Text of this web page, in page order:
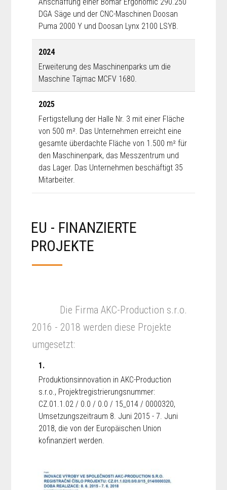
DGA Säge und der CNC-Maschinen Doosan
Puma 2000 Y und Doosan Lynx 2100 LSYB.
2024
Erweiterung des Maschinenparks um die
Maschine Tajmac MCFV 1680.
2025
Fertigstellung der Halle Nr. 3 mit einer Fläche
von 500 m². Das Unternehmen erreicht eine
gesamte überdachte Fläche von 1.500 m² für
den Maschinenpark, das Messzentrum und
das Lager. Das Unternehmen beschäftigt 35
Mitarbeiter.
EU - FINANZIERTE
PROJEKTE
Die Firma AKC-Production s.r.o.
2016 - 2018 werden diese Projekte
umgesetzt:
1.
Produktionsinnovation in AKC-Production
s.r.o., Projektregistrierungsnummer:
CZ.01.1.02 / 0.0 / 0.0 / 15_014 / 0000320,
Umsetzungszeitraum 8. Juni 2015 - 7. Juni
2018, die von der Europäischen Union
kofinanziert werden.